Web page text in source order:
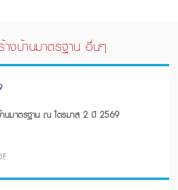
งบ้านมาตรฐาน อื่นๆ
านมาตรฐาน ณ ไตรมาส 2 ปี 2569